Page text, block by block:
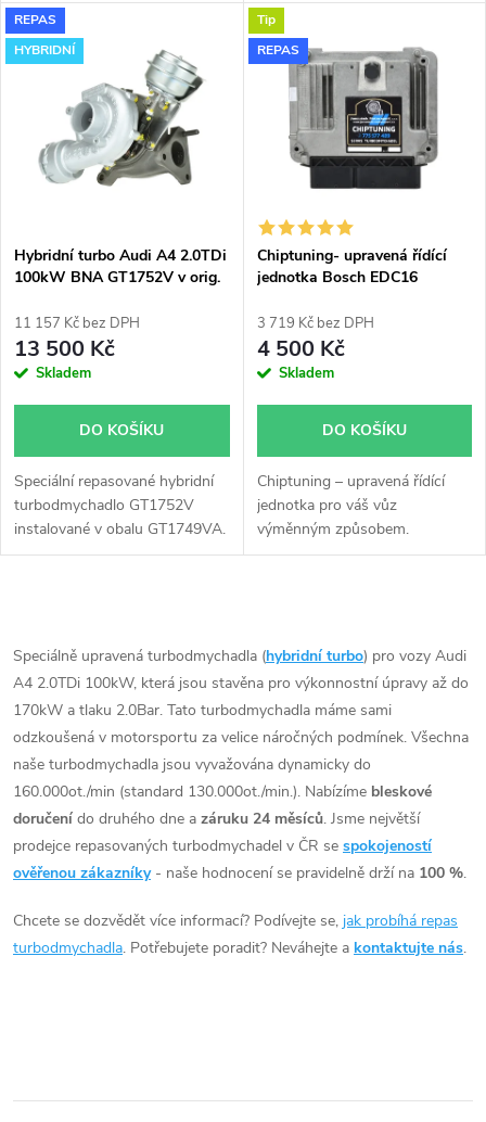
t
k
t
výkonnostním úpravám jako
např. chiptuning. Pro vůz Audi
A4 2.0TDi 100kW BNA.
REPAS
HYBRIDNÍ
Hybridní turbo Audi A4 2.0TDi
100kW BNA GT1752V v orig.
11 157 Kč bez DPH
13 500 Kč
Skladem
DO KOŠÍKU
Speciální repasované hybridní
turbodmychadlo GT1752V
instalované v obalu GT1749VA.
Vhodné zejména k
Tip
REPAS
Chiptuning- upravená řídící
jednotka Bosch EDC16
3 719 Kč bez DPH
4 500 Kč
Skladem
DO KOŠÍKU
Chiptuning – upravená řídící
jednotka pro váš vůz
výměnným způsobem.
v
l
á
d
a
c
í
p
k
Speciálně upravená turbodmychadla (hybridní turbo) pro vozy Audi
A4 2.0TDi 100kW, která jsou stavěna pro výkonnostní úpravy až do
170kW a tlaku 2.0Bar. Tato turbodmychadla máme sami
odzkoušená v motorsportu za velice náročných podmínek. Všechna
naše turbodmychadla jsou vyvažována dynamicky do
160.000ot./min (standard 130.000ot./min.). Nabízíme bleskové
doručení do druhého dne a záruku 24 měsíců. Jsme největší
prodejce repasovaných turbodmychadel v ČR se spokojeností
ověřenou zákazníky - naše hodnocení se pravidelně drží na 100 %.
Chcete se dozvědět více informací? Podívejte se, jak probíhá repas
turbodmychadla. Potřebujete poradit? Neváhejte a kontaktujte nás.